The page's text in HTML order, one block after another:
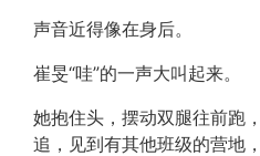
声音近得像在身后。
崔旻“哇”的一声大叫起来。
她抱住头，摆动双腿往前跑
追，见到有其他班级的营地